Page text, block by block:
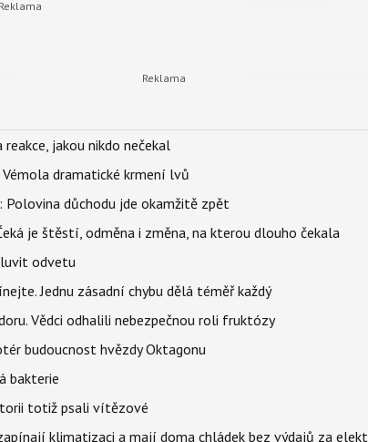
jakou nikdo nečekal
dramatické krmení lvů
důchodu jde okamžitě zpět
je štěstí, odměna i změna, na kterou dlouho čekala
odvetu
Jednu zásadní chybu dělá téměř každý
Vědci odhalili nebezpečnou roli fruktózy
budoucnost hvězdy Oktagonu
bakterie
totiž psali vítězové
klimatizaci a mají doma chládek bez výdajů za